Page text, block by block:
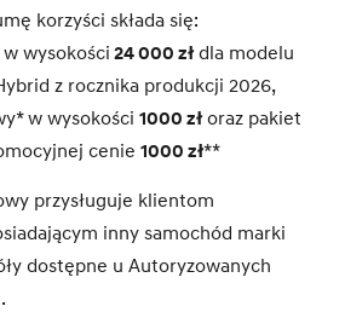
korzyści składa się:
wysokości 24 000 złdla modelu
z rocznika produkcji 2026,
w wysokości1000 złoraz pakiet
cenie1000 zł**
przysługuje klientom
inny samochód marki
dostępne u Autoryzowanych